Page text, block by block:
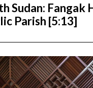
Sudan: Fangak
Parish [5:13]